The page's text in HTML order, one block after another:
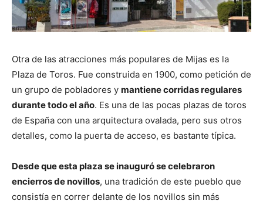
Otra de las atracciones más populares de Mijas es la
Plaza de Toros. Fue construida en 1900, como petición de
un grupo de pobladores y mantiene corridas regulares
durante todo el año. Es una de las pocas plazas de toros
de España con una arquitectura ovalada, pero sus otros
detalles, como la puerta de acceso, es bastante típica.
Desde que esta plaza se inauguró se celebraron
encierros de novillos, una tradición de este pueblo que
consistía en correr delante de los novillos sin más